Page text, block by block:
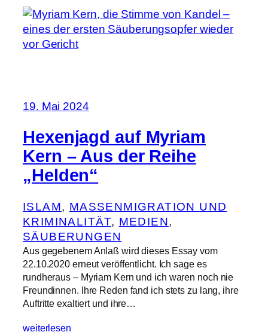
19. Mai 2024
Hexenjagd auf Myriam
Kern – Aus der Reihe
„Helden“
ISLAM, MASSENMIGRATION UND
KRIMINALITÄT, MEDIEN
SÄUBERUNGEN
Aus gegebenem Anlaß wird dieses Essay vom
22.10.2020 erneut veröffentlicht. Ich sage es
rundheraus – Myriam Kern und ich waren noch nie
Freundinnen. Ihre Reden fand ich stets zu lang, ihre
Auftritte exaltiert und ihre…
weiterlesen